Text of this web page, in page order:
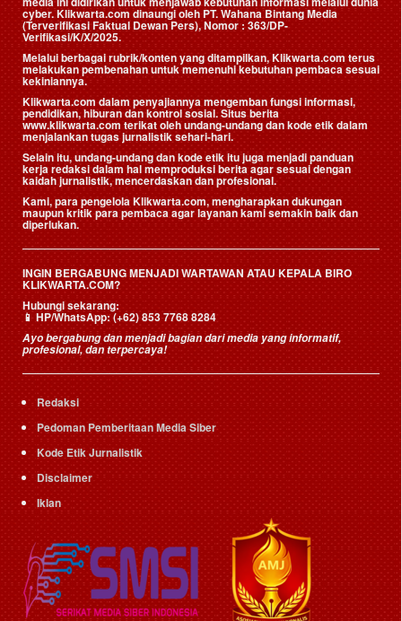
cyber. Klikwarta.com dinaungi oleh PT. Wahana Bintang Media
(Terverifikasi Faktual Dewan Pers), Nomor : 363/DP-
Verifikasi/K/X/2025.
Melalui berbagai rubrik/konten yang ditampilkan, Klikwarta.com terus
melakukan pembenahan untuk memenuhi kebutuhan pembaca sesuai
kekiniannya.
Klikwarta.com dalam penyajiannya mengemban fungsi informasi,
pendidikan, hiburan dan kontrol sosial. Situs berita
www.klikwarta.com terikat oleh undang-undang dan kode etik dalam
menjalankan tugas jurnalistik sehari-hari.
Selain itu, undang-undang dan kode etik itu juga menjadi panduan
kerja redaksi dalam hal memproduksi berita agar sesuai dengan
kaidah jurnalistik, mencerdaskan dan profesional.
Kami, para pengelola Klikwarta.com, mengharapkan dukungan
maupun kritik para pembaca agar layanan kami semakin baik dan
diperlukan.
INGIN BERGABUNG MENJADI WARTAWAN ATAU KEPALA BIRO
KLIKWARTA.COM?
Hubungi sekarang:
📱HP/WhatsApp:(+62) 853 7768 8284
Ayo bergabung dan menjadi bagian dari media yang informatif,
profesional, dan terpercaya!
Redaksi
Pedoman Pemberitaan Media Siber
Kode Etik Jurnalistik
Disclaimer
Iklan